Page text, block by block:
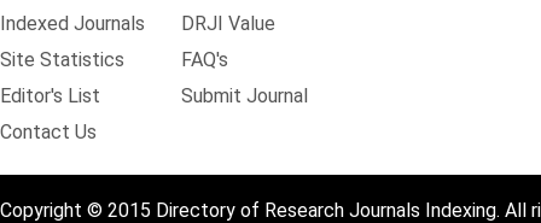
Indexed Journals
DRJI Value
Site Statistics
FAQ's
Editor's List
Submit Journal
Contact Us
Copyright © 2015 Directory of Research Journals Indexing. All